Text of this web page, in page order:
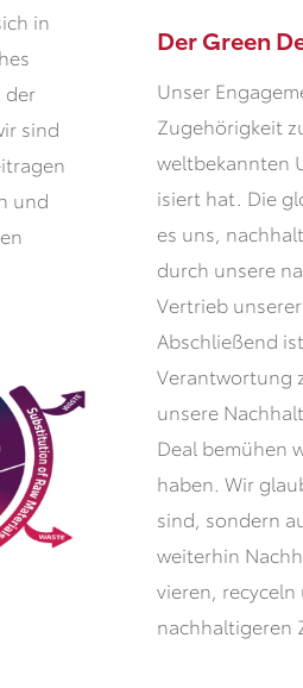
in
der
sind
und
Der Green
Unser
Zugehörigkeit
weltbekannten
isiert hat. Die
es uns,
durch unsere
Vertrieb
Abschließend
Verantwortung
unsere
Deal bemühen
haben. Wir
sind, sondern
weiterhin
vieren,
nachhaltigeren